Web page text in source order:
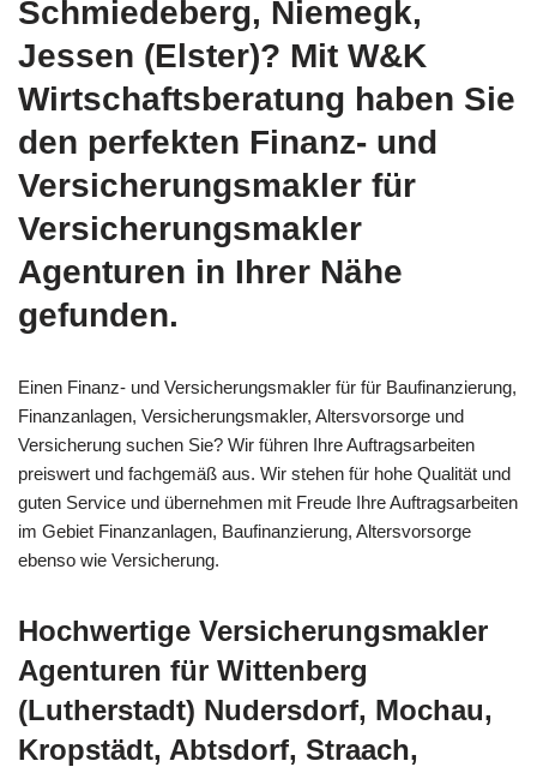
Schmiedeberg, Niemegk,
Jessen (Elster)? Mit W&K
Wirtschaftsberatung haben Sie
den perfekten Finanz- und
Versicherungsmakler für
Versicherungsmakler
Agenturen in Ihrer Nähe
gefunden.
Einen Finanz- und Versicherungsmakler für für Baufinanzierung,
Finanzanlagen, Versicherungsmakler, Altersvorsorge und
Versicherung suchen Sie? Wir führen Ihre Auftragsarbeiten
preiswert und fachgemäß aus. Wir stehen für hohe Qualität und
guten Service und übernehmen mit Freude Ihre Auftragsarbeiten
im Gebiet Finanzanlagen, Baufinanzierung, Altersvorsorge
ebenso wie Versicherung.
Hochwertige Versicherungsmakler
Agenturen für Wittenberg
(Lutherstadt) Nudersdorf, Mochau,
Kropstädt, Abtsdorf, Straach,